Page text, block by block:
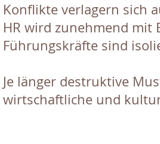
Konflikte verlagern sich
HR wird zunehmend
Führungskräfte sind
Je länger destruktive
wirtschaftliche und